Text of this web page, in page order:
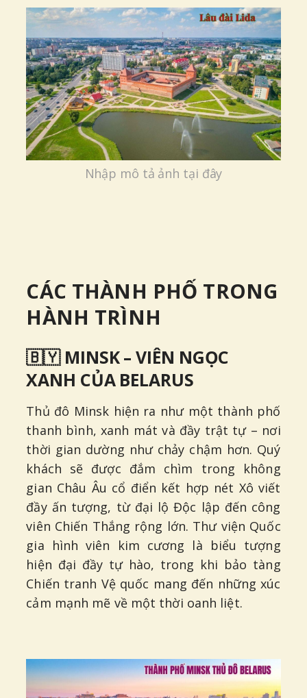
Nhập mô tả ảnh tại đây
CÁC THÀNH PHỐ TRONG
HÀNH TRÌNH
🇧🇾 MINSK – VIÊN NGỌC
XANH CỦA BELARUS
Thủ đô Minsk hiện ra như một thành phố
thanh bình, xanh mát và đầy trật tự – nơi
thời gian dường như chảy chậm hơn. Quý
khách sẽ được đắm chìm trong không
gian Châu Âu cổ điển kết hợp nét Xô viết
đầy ấn tượng, từ đại lộ Độc lập đến công
viên Chiến Thắng rộng lớn. Thư viện Quốc
gia hình viên kim cương là biểu tượng
hiện đại đầy tự hào, trong khi bảo tàng
Chiến tranh Vệ quốc mang đến những xúc
cảm mạnh mẽ về một thời oanh liệt.